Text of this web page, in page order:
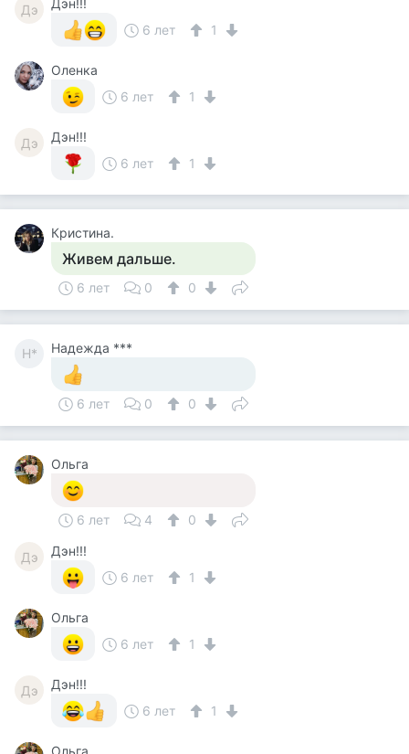
Дэ
Дэн!!!
6 лет
1
Оленка
6 лет
1
Дэ
Дэн!!!
6 лет
1
Кристина.
Живем дальше.
6 лет 0 0
Н* Надежда ***
6 лет 0 0
Ольга
6 лет 4 0
Дэ
Дэн!!!
6 лет
1
Ольга
6 лет
1
Дэ
Дэн!!!
6 лет
1
Ольга